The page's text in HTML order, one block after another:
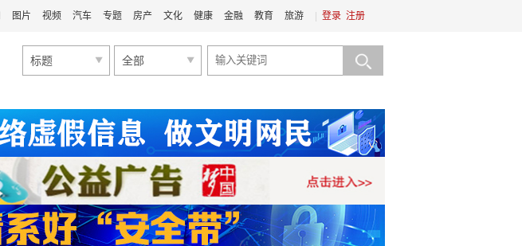
登录 注册
图片 视频 汽车 专题 房产 文化 健康 金融 教育 旅游
标题 全部